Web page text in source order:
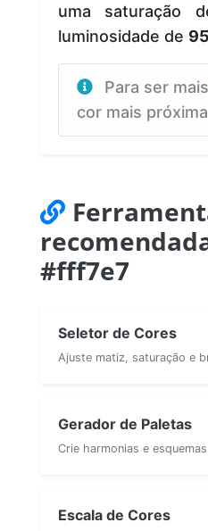
uma saturação
luminosidade de
Para ser mais
cor mais
#fff7e7
Seletor de Cores
Ajuste matiz, saturação e
Gerador de Paletas
Crie harmonias e
Escala de Cores